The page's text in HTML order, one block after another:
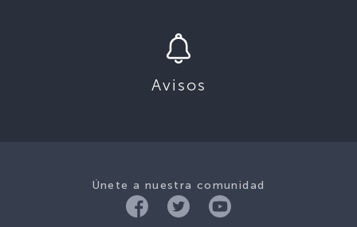
Avisos
Únete a nuestra comunidad